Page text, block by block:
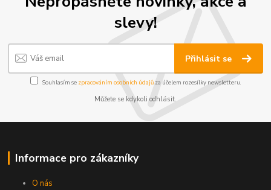
slevy!
Přihlásit se
Souhlasím se zpracováním osobních údajůza účelem rozesílky newsletteru.
Můžete se kdykoli odhlásit.
Informace pro zákazníky
O nás